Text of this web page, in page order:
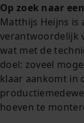
Op zoek naar
Matthijs Heijns is
verantwoordelijk
wat met de
doel: zoveel
klaar aankomt in
hoeven te